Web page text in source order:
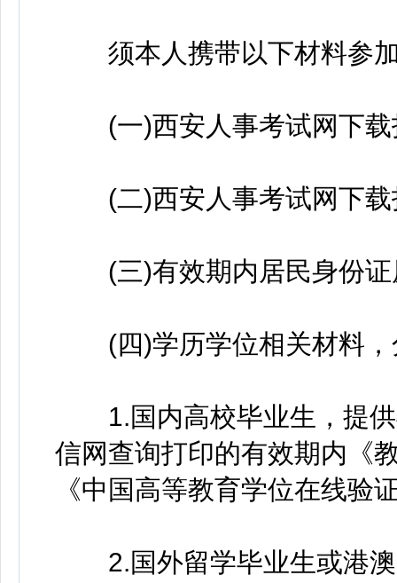
须本人携带以下材料参加
(一)西安人事考试网下载
(二)西安人事考试网下载
(三)有效期内居民身份证
(四)学历学位相关材料，
1.国内高校毕业生，提供
信网查询打印的有效期内《
《中国高等教育学位在线验
2.国外留学毕业生或港澳